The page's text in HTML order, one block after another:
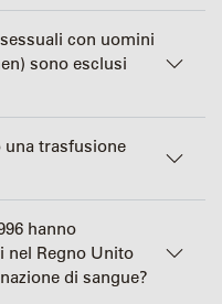
con uomini
sono esclusi
una trasfusione
hanno
nel Regno Unito
di sangue?